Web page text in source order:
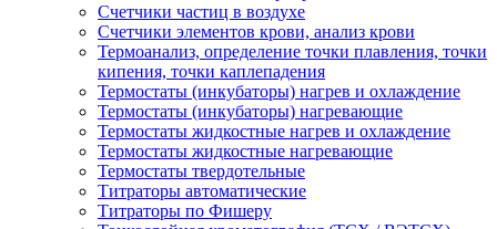
Счетчики частиц в воздухе
Счетчики элементов крови, анализ крови
Термоанализ, определение точки плавления, точки
кипения, точки каплепадения
Термостаты (инкубаторы) нагрев и охлаждение
Термостаты (инкубаторы) нагревающие
Термостаты жидкостные нагрев и охлаждение
Термостаты жидкостные нагревающие
Термостаты твердотельные
Титраторы автоматические
Титраторы по Фишеру